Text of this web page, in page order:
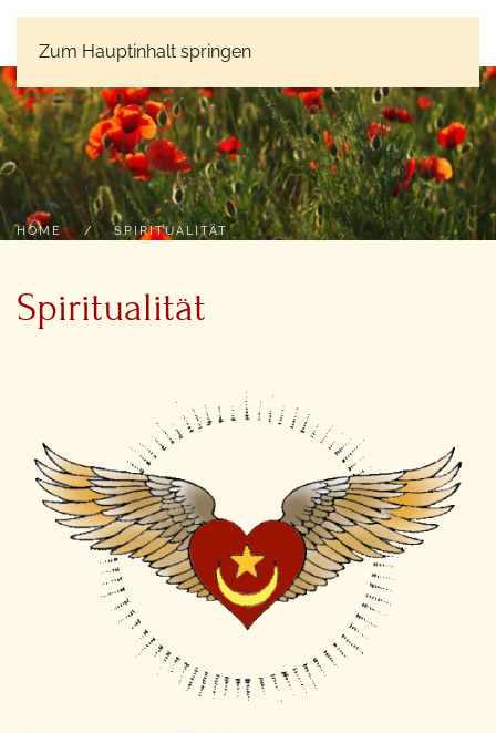
Zum Hauptinhalt springen
HOME SPIRITUALITÄT
Spiritualität